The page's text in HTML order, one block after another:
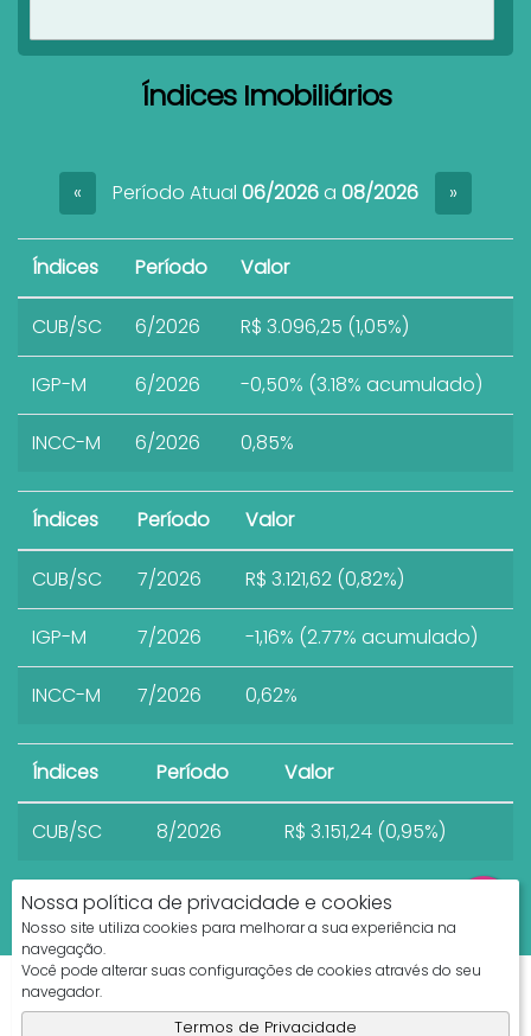
Nossa política de privacidade e cookies
Nosso site utiliza cookies para melhorar a sua experiência na
navegação.
Você pode alterar suas configurações de cookies através do seu
navegador.
Termos de Privacidade
Índices Imobiliários
« Período Atual 06/2026a 08/2026 »
Índices Período Valor
CUB/SC 6/2026 R$ 3.096,25 (1,05%)
IGP-M 6/2026 -0,50% (3.18% acumulado)
INCC-M 6/2026 0,85%
Índices Período Valor
CUB/SC 7/2026 R$ 3.121,62 (0,82%)
IGP-M 7/2026 -1,16% (2.77% acumulado)
INCC-M 7/2026 0,62%
Índices Período Valor
CUB/SC 8/2026 R$ 3.151,24 (0,95%)
Apresenta.me ~ Plataforma Imobiliária
Copyright © 2026 ~ 0.0000s